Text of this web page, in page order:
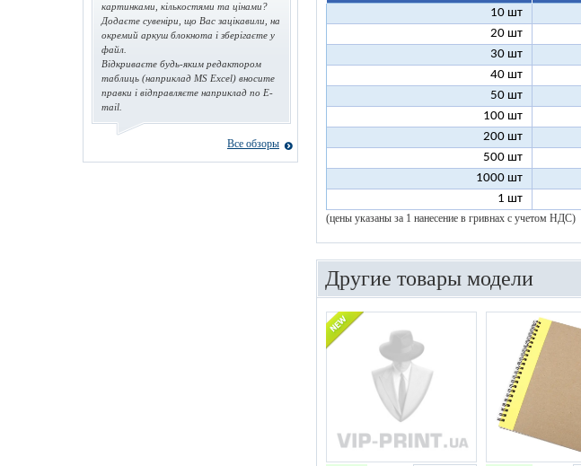
10 шт
20 шт
30 шт
40 шт
50 шт
100 шт
200 шт
500 шт
1000 шт
1 шт
(цены указаны за 1 нанесение в гривнах с учетом НДС)
Другие товары модели
картинками, кількостями та цінами?
Додаєте сувеніри, що Вас зацікавили, на
окремий аркуш блокнота і зберігаєте у
файл.
Відкриваєте будь-яким редактором
таблиць (наприклад MS Excel) вносите
правки і відправляєте наприклад по E-
mail.
Все обзоры